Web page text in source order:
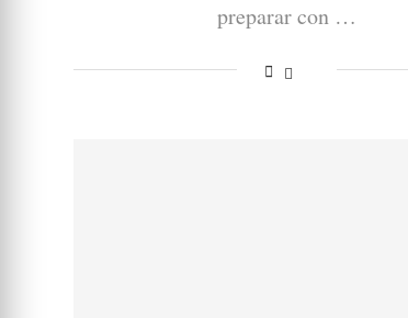
preparar con …